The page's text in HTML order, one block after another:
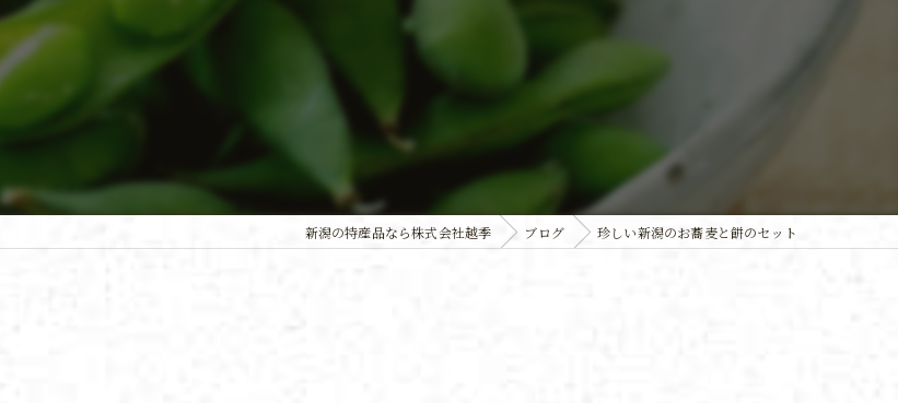
新潟の特産品なら株式会社越季 ブログ 珍しい新潟のお蕎麦と餅のセット